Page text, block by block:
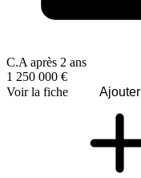
C.A après 2 ans
1 250 000 €
Voir la fiche
Ajouter